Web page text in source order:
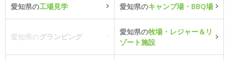
愛知県の工場見学 愛知県のキャンプ場・BBQ場
愛知県のグランピング
愛知県の牧場・レジャー＆リ
ゾート施設